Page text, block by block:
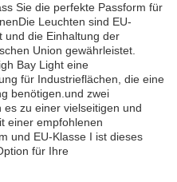
Sie die perfekte Passform für
Leuchten sind EU-
und die Einhaltung der
Union gewährleistet.
Bay Light eine
für Industrieflächen, die eine
benötigen.und zwei
zu einer vielseitigen und
einer empfohlenen
und EU-Klasse I ist dieses
für Ihre